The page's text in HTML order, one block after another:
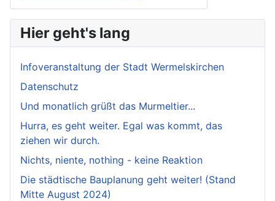
Hier geht's lang
Infoveranstaltung der Stadt Wermelskirchen
Datenschutz
Und monatlich grüßt das Murmeltier...
Hurra, es geht weiter. Egal was kommt, das
ziehen wir durch.
Nichts, niente, nothing - keine Reaktion
Die städtische Bauplanung geht weiter! (Stand
Mitte August 2024)